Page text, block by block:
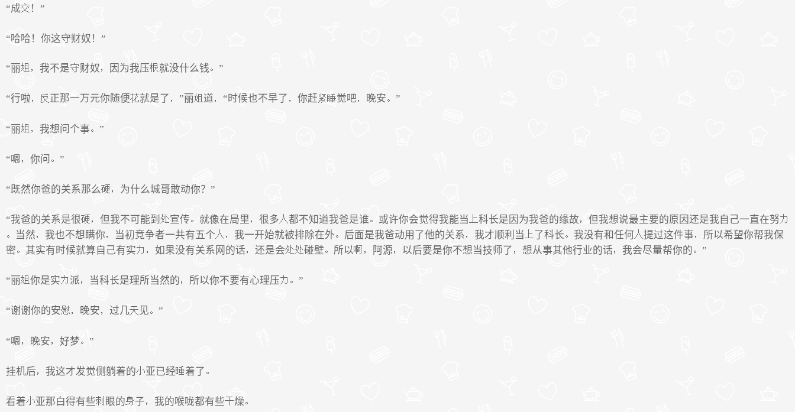
“成 ！”
“哈哈！你这守财奴！”
“丽 我不是守财奴 因为我压 就没什么钱 ”
“行啦 正那一万元你随便 就是了 ”丽 道 “时候也不早了 你赶 觉吧 晚安 ”
“丽 我想问个事 ”
“嗯 你问 ”
“既然你爸的关系那么 为什么城哥敢动你？”
“我爸的关系是很 但我不可能到 宣传 就像在局里 很多 都不知道我爸是谁 或许你会觉得我能当 科长是因为我爸的缘故
但我想说最主要的原因还是我自己一直在努
当然
我也不想瞒你 当初竞争者一共有五个 我一开始就被排除在外 后面是我爸动用了他的关系 我才顺利当 了科长 我没有和任何 提过这件事
所以希望你帮我保
密
其实有时候就算自己有实 如果没有关系网的话 还是会 碰壁 所以 阿源 以后要是你不想当技师了 想从事其他行业的话 我会尽量帮你的 ”
“丽 你是实 派 当科长是理所当然的 所以你不要有心理压 ”
“谢谢你的安 晚安 过几 见 ”
“嗯 晚安 好梦 ”
挂机后 我这才发觉侧躺着的 亚已经 着了
看着 亚那白得有些 眼的 子 我的喉咙都有些 燥